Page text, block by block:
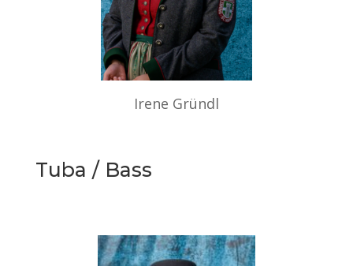
Irene Gründl
Tuba / Bass